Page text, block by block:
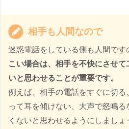
相手も人間なので
迷惑電話をしている側も人間です
こい場合は、相手を不快にさせ
いと思わせることが重要です。
例えば、相手の電話をすぐに切
って耳を傾けない、大声で怒鳴る
くないと思わせるようにしましょ